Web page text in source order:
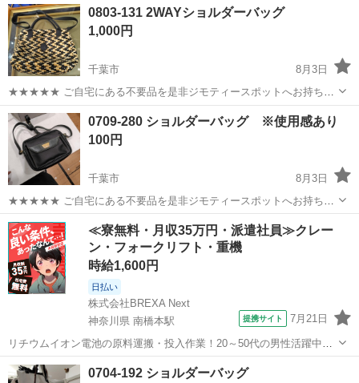
衣料服飾品、生活雑貨、家具、本、CD・DVDなどが無料でまとめて持
ち込めます！ ※詳細はこ...
千葉 千葉市 バッグ 現地
0803-131 2WAYショルダーバッグ
1,000円
千葉市
8月3日
★★★★★ ご自宅にある不要品を是非ジモティースポットへお持ち込
みしませんか？ 家電、趣味・スポーツ・レジャー用品、こども用品、
衣料服飾品、生活雑貨、家具、本、CD・DVDなどが無料でまとめて持
ち込めます！ ※詳細はこ...
千葉 千葉市
0709-280 ショルダーバッグ ※使用感あり
100円
千葉市
8月3日
★★★★★ ご自宅にある不要品を是非ジモティースポットへお持ち込
みしませんか？ 家電、趣味・スポーツ・レジャー用品、こども用品、
衣料服飾品、生活雑貨、家具、本、CD・DVDなどが無料でまとめて持
ち込めます！ ※詳細はこ...
千葉 千葉市 バッグ 現地
≪寮無料・月収35万円・派遣社員≫クレー
ン・フォークリフト・重機
時給1,600円
日払い
株式会社BREXA Next
神奈川県 南橋本駅
提携サイト 7月21日
リチウムイオン電池の原料運搬・投入作業！20～50代の男性活躍中★
ワンルーム寮完備！赴任旅費会社負担！年間休日130日★フォークリフ
ト免許お持ちの方、活躍中！就業先食堂利用可★《神奈川県相模原
神奈川 相模原市 その他
0704-192 ショルダーバッグ